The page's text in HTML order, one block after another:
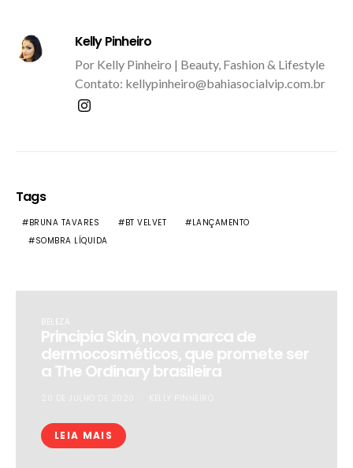
Kelly Pinheiro
Por Kelly Pinheiro | Beauty, Fashion & Lifestyle
Contato: kellypinheiro@bahiasocialvip.com.br
Tags
BRUNA TAVARES BT VELVET
LANÇAMENTO
SOMBRA LÍQUIDA
BELEZA
Principia Skin, nova marca de
dermocosméticos, que promete ser
a The Ordinary brasileira
LEIA MAIS